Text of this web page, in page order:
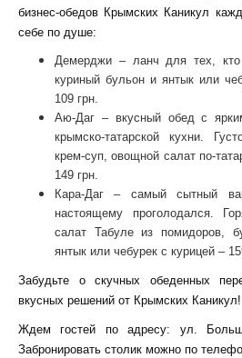
бизнес-обедов Крымских Каникул
себе по душе:
Демерджи – ланч для тех, кто
куриный бульон и янтык или
109 грн.
Аю-Даг – вкусный обед с
крымско-татарской кухни.
крем-суп, овощной салат по-
149 грн.
Кара-Даг – самый сытный
настоящему проголодался.
салат Табуле из помидоров,
янтык или чебурек с курицей –
Забудьте о скучных обеденных
вкусных решений от Крымских Каникул!
Ждем гостей по адресу: ул.
Забронировать столик можно по